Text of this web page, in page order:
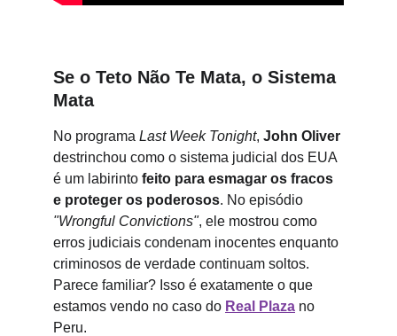
Se o Teto Não Te Mata, o Sistema
Mata
No programa Last Week Tonight, John Oliver
destrinchou como o sistema judicial dos EUA
é um labirinto feito para esmagar os fracos
e proteger os poderosos. No episódio
"Wrongful Convictions", ele mostrou como
erros judiciais condenam inocentes enquanto
criminosos de verdade continuam soltos.
Parece familiar? Isso é exatamente o que
estamos vendo no caso do Real Plaza no
Peru.